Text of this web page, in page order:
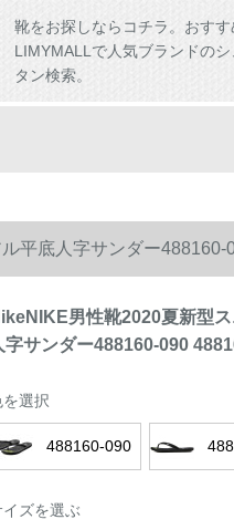
靴をお探しならコチラ。おす
LIMYMALLで人気ブランドの
タン検索。
平底人字サンダー488160-
男性靴2020夏新型
字サンダー488160-090
を選択
488160-090
イズを選ぶ